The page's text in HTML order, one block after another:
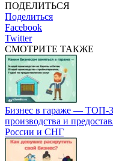
ПОДЕЛИТЬСЯ
Поделиться
Facebook
Twitter
СМОТРИТЕ ТАКЖЕ
Бизнес в гараже — ТОП-
производства и
России и СНГ